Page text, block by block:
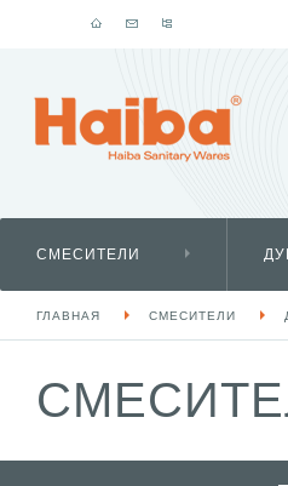
СМЕСИТЕЛИ
ГЛАВНАЯ СМЕСИТЕЛИ